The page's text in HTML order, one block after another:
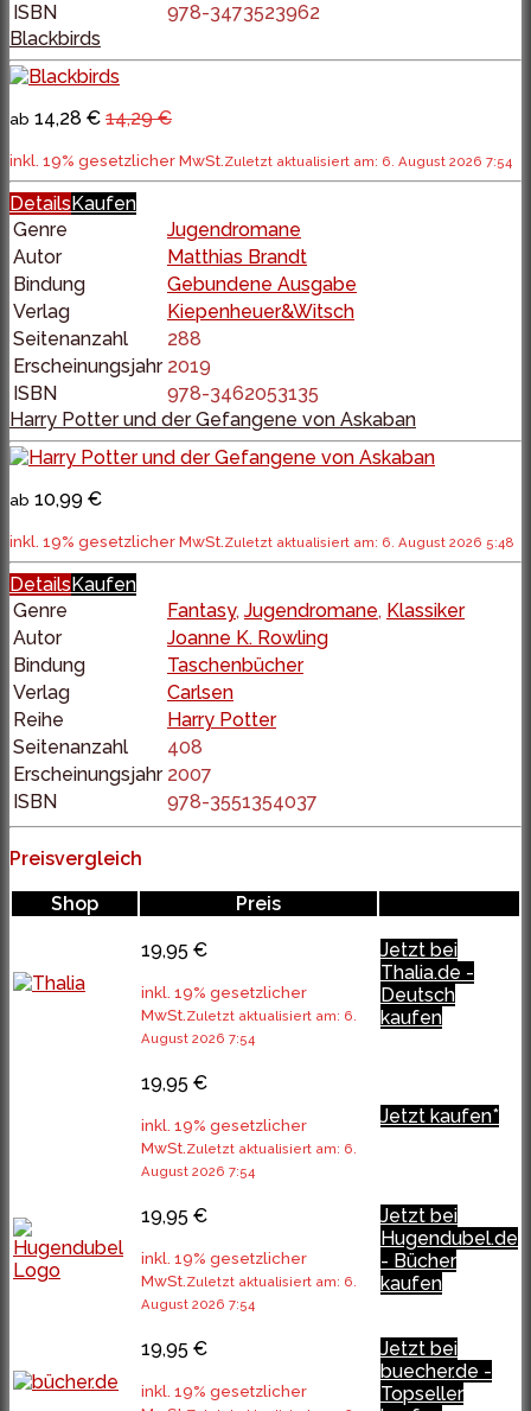
ISBN
978-3473523962
Blackbirds
ab 14,28 € 14,29 €
inkl. 19% gesetzlicher MwSt.Zuletzt aktualisiert am: 6. August 2026 7:54
Details Kaufen
Genre
Jugendromane
Autor
Matthias Brandt
Bindung
Gebundene Ausgabe
Verlag
Kiepenheuer&Witsch
Seitenanzahl
288
Erscheinungsjahr 2019
ISBN
978-3462053135
Harry Potter und der Gefangene von Askaban
ab 10,99 €
inkl. 19% gesetzlicher MwSt.Zuletzt aktualisiert am: 6. August 2026 5:48
Details Kaufen
Genre
Fantasy, Jugendromane, Klassiker
Autor
Joanne K. Rowling
Bindung
Taschenbücher
Verlag
Carlsen
Reihe
Harry Potter
Seitenanzahl
408
Erscheinungsjahr 2007
ISBN
978-3551354037
Preisvergleich
Shop
Preis
19,95 €
inkl. 19% gesetzlicher
MwSt.Zuletzt aktualisiert am: 6.
August 2026 7:54
Jetzt bei
Thalia.de -
Deutsch
kaufen
19,95 €
inkl. 19% gesetzlicher
MwSt.Zuletzt aktualisiert am: 6.
August 2026 7:54
Jetzt kaufen*
19,95 €
inkl. 19% gesetzlicher
MwSt.Zuletzt aktualisiert am: 6.
August 2026 7:54
Jetzt bei
Hugendubel.de
- Bücher
kaufen
19,95 €
inkl. 19% gesetzlicher
Jetzt bei
buecher.de -
Topseller